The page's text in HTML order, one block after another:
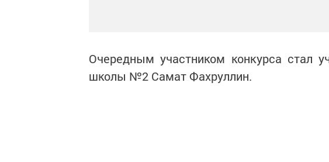
Очередным участником конкурса стал
школы №2 Самат Фахруллин.